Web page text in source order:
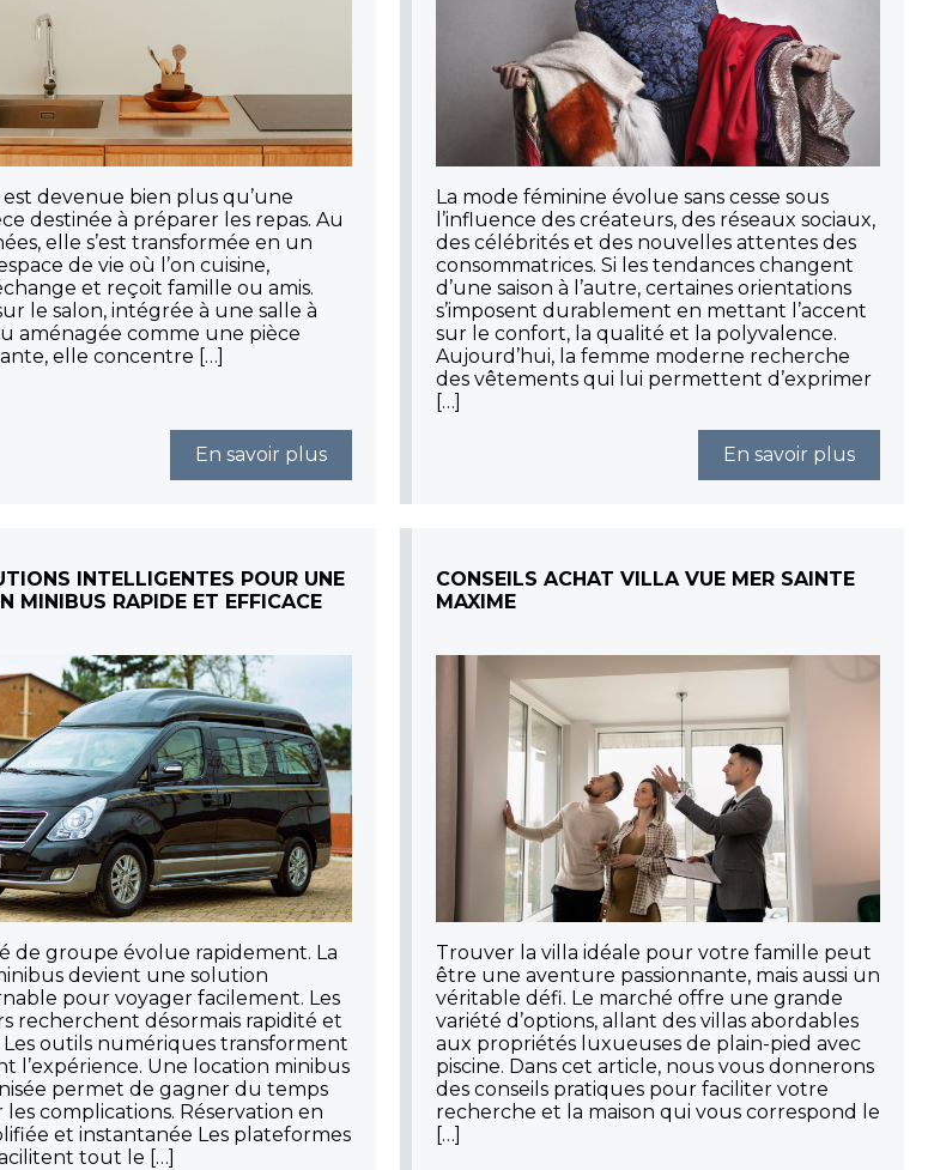
est devenue bien plus qu’une
destinée à préparer les repas. Au
elle s’est transformée en un
de vie où l’on cuisine,
et reçoit famille ou amis.
le salon, intégrée à une salle à
aménagée comme une pièce
elle concentre […]
En savoir plus
La mode féminine évolue sans cesse sous
l’influence des créateurs, des réseaux sociaux,
des célébrités et des nouvelles attentes des
consommatrices. Si les tendances changent
d’une saison à l’autre, certaines orientations
s’imposent durablement en mettant l’accent
sur le confort, la qualité et la polyvalence.
Aujourd’hui, la femme moderne recherche
des vêtements qui lui permettent d’exprimer
[…]
En savoir plus
INTELLIGENTES POUR UNE
MINIBUS RAPIDE ET EFFICACE
de groupe évolue rapidement. La
devient une solution
pour voyager facilement. Les
recherchent désormais rapidité et
Les outils numériques transforment
l’expérience. Une location minibus
permet de gagner du temps
les complications. Réservation en
et instantanée Les plateformes
tout le […]
CONSEILS ACHAT VILLA VUE MER SAINTE
MAXIME
Trouver la villa idéale pour votre famille peut
être une aventure passionnante, mais aussi un
véritable défi. Le marché offre une grande
variété d’options, allant des villas abordables
aux propriétés luxueuses de plain-pied avec
piscine. Dans cet article, nous vous donnerons
des conseils pratiques pour faciliter votre
recherche et la maison qui vous correspond le
[…]